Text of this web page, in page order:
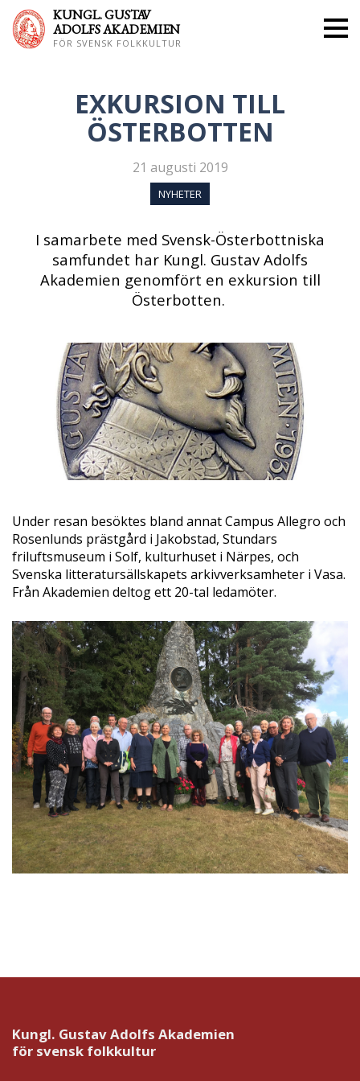
KUNGL. GUSTAV
ADOLFS AKADEMIEN
FÖR SVENSK FOLKKULTUR
EXKURSION TILL
ÖSTERBOTTEN
21 augusti 2019
NYHETER
I samarbete med Svensk-Österbottniska
samfundet har Kungl. Gustav Adolfs
Akademien genomfört en exkursion till
Österbotten.
Under resan besöktes bland annat Campus Allegro och
Rosenlunds prästgård i Jakobstad, Stundars
friluftsmuseum i Solf, kulturhuset i Närpes, och
Svenska litteratursällskapets arkivverksamheter i Vasa.
Från Akademien deltog ett 20-tal ledamöter.
Kungl. Gustav Adolfs Akademien
för svensk folkkultur